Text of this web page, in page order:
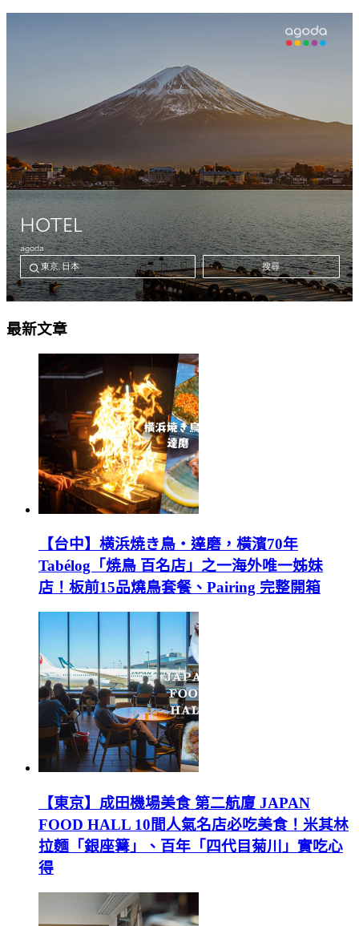
最新文章
【台中】横浜焼き鳥‧達磨，橫濱70年
Tabélog「焼鳥 百名店」之一海外唯一姊妹
店！板前15品燒鳥套餐、Pairing 完整開箱
【東京】成田機場美食 第二航廈 JAPAN
FOOD HALL 10間人氣名店必吃美食！米其林
拉麵「銀座篝」、百年「四代目菊川」實吃心
得